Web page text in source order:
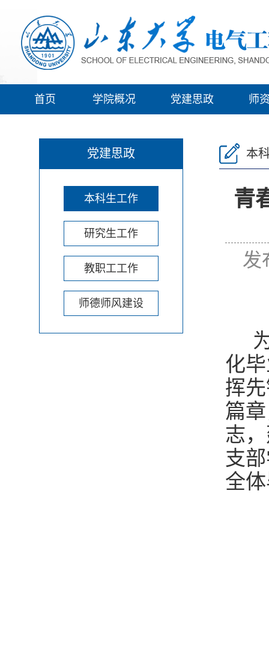
首页 学院概况 党建思政 师
党建思政
本科生工作
研究生工作
教职工工作
师德师风建设
本
青
发
化
挥
篇
志
支
全